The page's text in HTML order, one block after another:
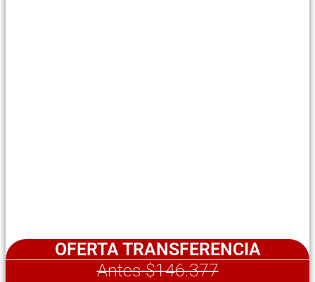
OFERTA TRANSFERENCIA
Antes $146.377